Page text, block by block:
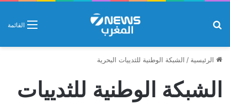
القائمة
الرئيسية / الشبكة الوطنية للثدييات البحرية
الشبكة الوطنية للثدييات